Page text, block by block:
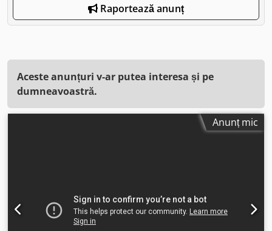
Raportează anunț
Aceste anunțuri v-ar putea interesa și pe
dumneavoastră.
Anunț mic